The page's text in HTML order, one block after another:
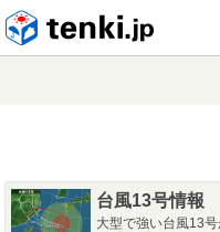
台風13号情報
大型で強い台風13